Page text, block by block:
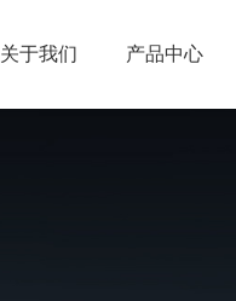
关于我们 产品中心